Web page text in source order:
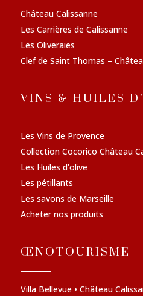
Château Calissanne
Les Carrières de Calissanne
Les Oliveraies
Clef de Saint Thomas –
VINS & HUILES
Les Vins de Provence
Collection Cocorico Château
Les Huiles d’olive
Les pétillants
Les savons de Marseille
Acheter nos produits
ŒNOTOURISME
Villa Bellevue • Château